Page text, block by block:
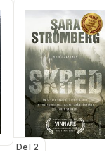
Del 2